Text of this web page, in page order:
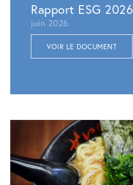
Rapport ESG 2026
juin 2026
VOIR LE DOCUMENT